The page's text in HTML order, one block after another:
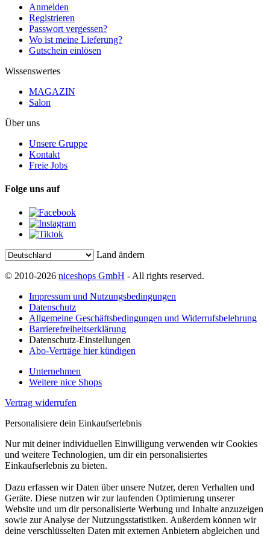
Anmelden
Registrieren
Passwort vergessen?
Wo ist meine Lieferung?
Gutschein einlösen
Wissenswertes
MAGAZIN
Salon
Über uns
Unsere Gruppe
Kontakt
Freie Jobs
Folge uns auf
Land ändern
© 2010-2026 niceshops GmbH - All rights reserved.
Impressum und Nutzungsbedingungen
Datenschutz
Allgemeine Geschäftsbedingungen und Widerrufsbelehrung
Barrierefreiheitserklärung
Datenschutz-Einstellungen
Abo-Verträge hier kündigen
Unternehmen
Weitere nice Shops
Vertrag widerrufen
Personalisiere dein Einkaufserlebnis
Nur mit deiner individuellen Einwilligung verwenden wir Cookies
und weitere Technologien, um dir ein personalisiertes
Einkaufserlebnis zu bieten.
Dazu erfassen wir Daten über unsere Nutzer, deren Verhalten und
Geräte. Diese nutzen wir zur laufenden Optimierung unserer
Website und um dir personalisierte Werbung und Inhalte anzuzeigen
sowie zur Analyse der Nutzungsstatistiken. Außerdem können wir
deine verschlüsselten Daten mit externen Anbietern abgleichen und